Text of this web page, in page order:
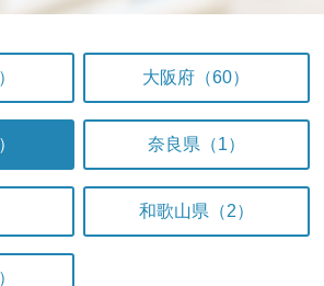
大阪府（60）
奈良県（1）
和歌山県（2）